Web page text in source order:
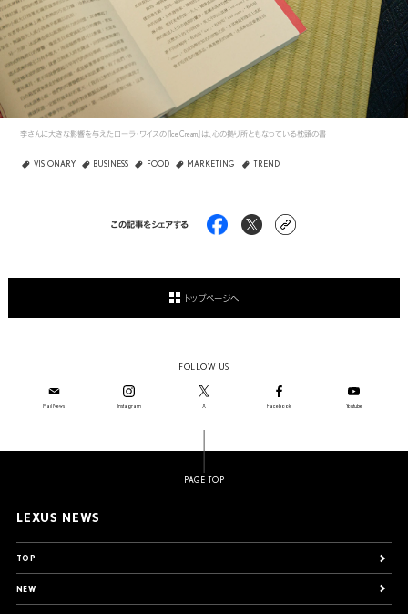
李さんに大きな影響を与えたローラ・ワイスの『Ice Cream』は、心の拠り所ともなっている枕頭の書
VISIONARY BUSINESS FOOD MARKETING TREND
この記事をシェアする
トップページへ
FOLLOW US
Mail News Instagram X Facebook Youtube
PAGE TOP
LEXUS NEWS
TOP
NEW